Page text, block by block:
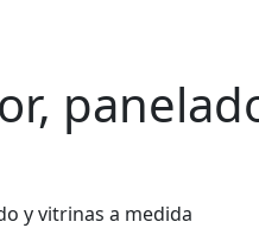
y vitrinas a medida